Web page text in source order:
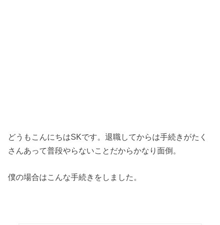
どうもこんにちはSKです。退職してからは手続きがたく
さんあって普段やらないことだからかなり面倒。
僕の場合はこんな手続きをしました。